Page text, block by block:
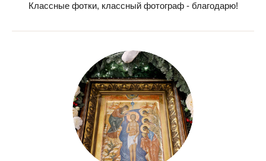
Классные фотки, классный фотограф - благодарю!